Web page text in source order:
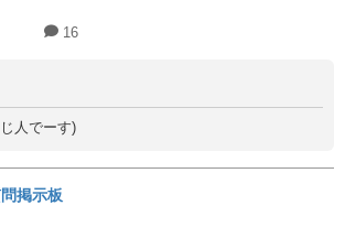
16
人でーす)
掲示板